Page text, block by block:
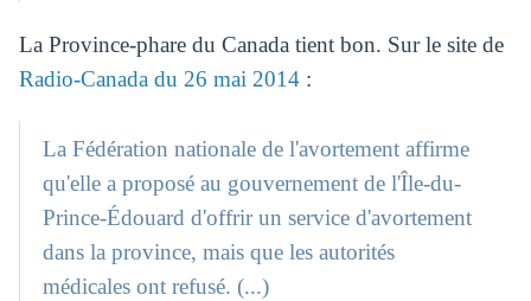
La Province-phare du Canada tient bon. Sur le site de
Radio-Canada du 26 mai 2014:
La Fédération nationale de l'avortement affirme
qu'elle a proposé au gouvernement de l'Île-du-
Prince-Édouard d'offrir un service d'avortement
dans la province, mais que les autorités
médicales ont refusé. (...)